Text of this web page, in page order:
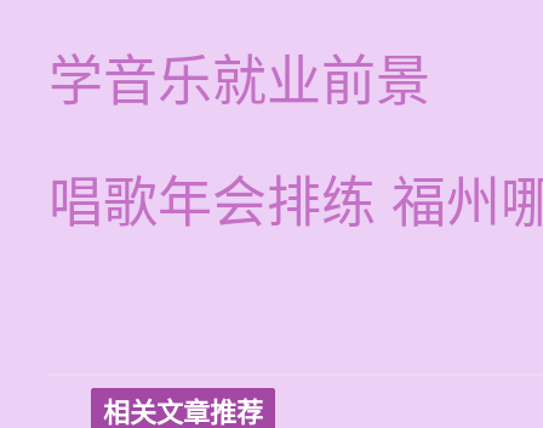
学音乐就业前景
唱歌年会排练 福州
相关文章推荐